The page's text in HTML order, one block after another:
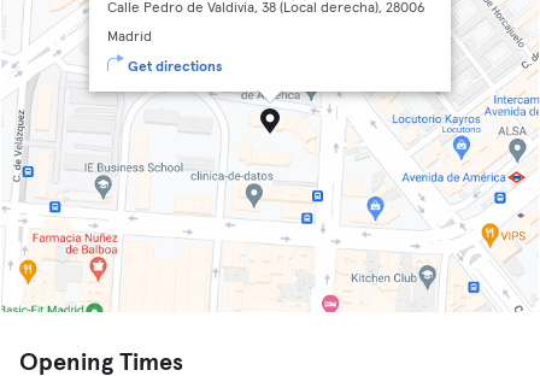
Calle Pedro de Valdivia, 38 (Local derecha), 28006
Madrid
Get directions
Opening Times